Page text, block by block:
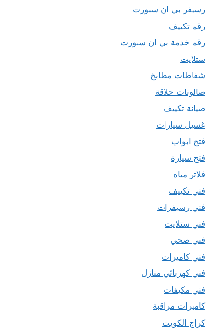
رسيفر بي ان سبورت
رقم تكييف
رقم خدمة بي ان سبورت
ستلايت
شفاطات مطابخ
صالونات حلاقة
صيانة تكييف
غسيل سيارات
فتح ابواب
فتح سيارة
فلاتر مياه
فني تكييف
فني رسيفرات
فني ستلايت
فني صحي
فني كاميرات
فني كهربائي منازل
فني مكيفات
كاميرات مراقبة
كراج الكويت